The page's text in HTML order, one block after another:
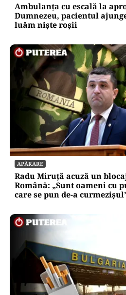
Ambulanța cu escală la
Dumnezeu, pacientul
luăm niște roșii
APĂRARE
Radu Miruță acuză un
Română: „Sunt oameni cu
care se pun de-a